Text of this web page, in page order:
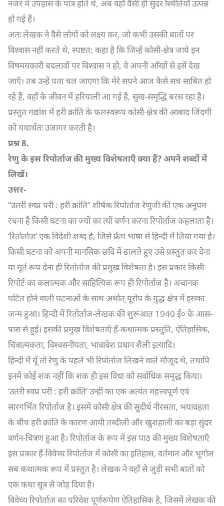
नजर में उपहास के पात्र होते थे, अब वहाँ वैसी ही सुंदर स्थितियाँ उत्पन्न
हो गई हैं।
अतः लेखक ने वैसे लोगों को लक्ष्य कर, जो कभी उसकी बातों पर
विश्वास नहीं करते थे, स्पष्टत: कहा है कि जिन्हें कोसी-क्षेत्र जाये इन
विषमयकारी बदलावों पर विश्वास न हो, वे अपनी आँखों से इसें देख
जाएँ। तब उन्हें पता चल जाएगा कि मेरे सपने आज कैसे सच साबित हो
रहे हैं, वहाँ के जीवन में हरियाली आ गई है, सुख-समृद्धि बरस रहा है।
प्रस्तुत गद्यांश में हरी क्रांति के फलस्वरूप कोसी-क्षेत्र की आबाद जिंदगी
को यथार्थतः उजागर करती है।
प्रश्न8.
रेणु के इस रिपोर्ताज की मुख्य विशेषताएँ क्या हैं?अपने शब्दों में
लिखें।
उत्तर-
“उतरी स्वप्न परी : हरी क्रांति” शीर्षक रिपोर्ताज रेणुजी की एक अनुपम
रचना है किसी घटना का ज्यों का त्यों वर्णन करना रिपोर्ताज कहलाता है।
‘रितोर्ताज’ एक विदेशी शब्द है, जिसे फ्रेंच भाषा से हिन्दी में लिया गया है।
किसी घटना को अपनी मानसिक छवि में ढालते हुए उसे प्रस्तुत कर देना
या मूर्त रूप देना ही रितोर्ताज की प्रमुख विशेषता है। इस प्रकार किसी
रिपोर्ट का कलात्मक और साहित्यिक रूप ही रिपोर्ताज है। अचानक
घटित होने वाली घटनाओं के साथ अर्थात् यूरोप के युद्ध क्षेत्र में इसका
जन्म हुआ। हिन्दी में रितोर्ताज-लेखक की शुरूआत 1940 ई० के आस-
पास से हुई। इसकी प्रमुख विशेषताएँ हैं-कथात्मक प्रस्तुति, ऐतिहासिक,
चित्रात्मकता, विश्वसनीयता, भावावेश प्रधान शैली इत्यादि।
हिन्दी में यूँ तो रेणु के पहले भी रिपोर्ताज लिखने वाले मौजूद थे, तथापि
इनमें कोई शक नहीं कि शक ही इस विधा को सर्वाधिक समृद्ध किया।
‘उतरी स्वप्न परी : हरी क्रांति’ उन्हीं का एक अत्यंत महत्त्वपूर्ण एवं
सारगर्भित रिपोर्ताज है। इसमें कोसी क्षेत्र की सुदीर्ध नीरसता, भयावहता
के बीच हरी क्रांति के कारण आयी तब्दीली और खुशहाली का बड़ा सुंदर
वर्णन-चित्रण हुआ है। रिपोर्ताज के रूप में इस पाठ की मुख्य विशेषताएँ
इस प्रकार हैं-विवेच्य रिपोर्ताज में कोसी का इतिहास, वर्तमान और भूगोल
सब कथात्मक रूप में प्रस्तुत है। लेखक ने वहाँ से जुड़ी सभी बातों को
एक कथा सूत्र से जोड़ दिया है।
विवेच्य रिपोर्ताज का परिवेश पूर्णरूपेण ऐतिहासिक है, जिसमें लेखक की